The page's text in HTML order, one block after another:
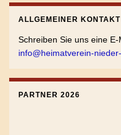
ALLGEMEINER KONTAKT
Schreiben Sie uns eine E-
info@heimatverein-
PARTNER 2026